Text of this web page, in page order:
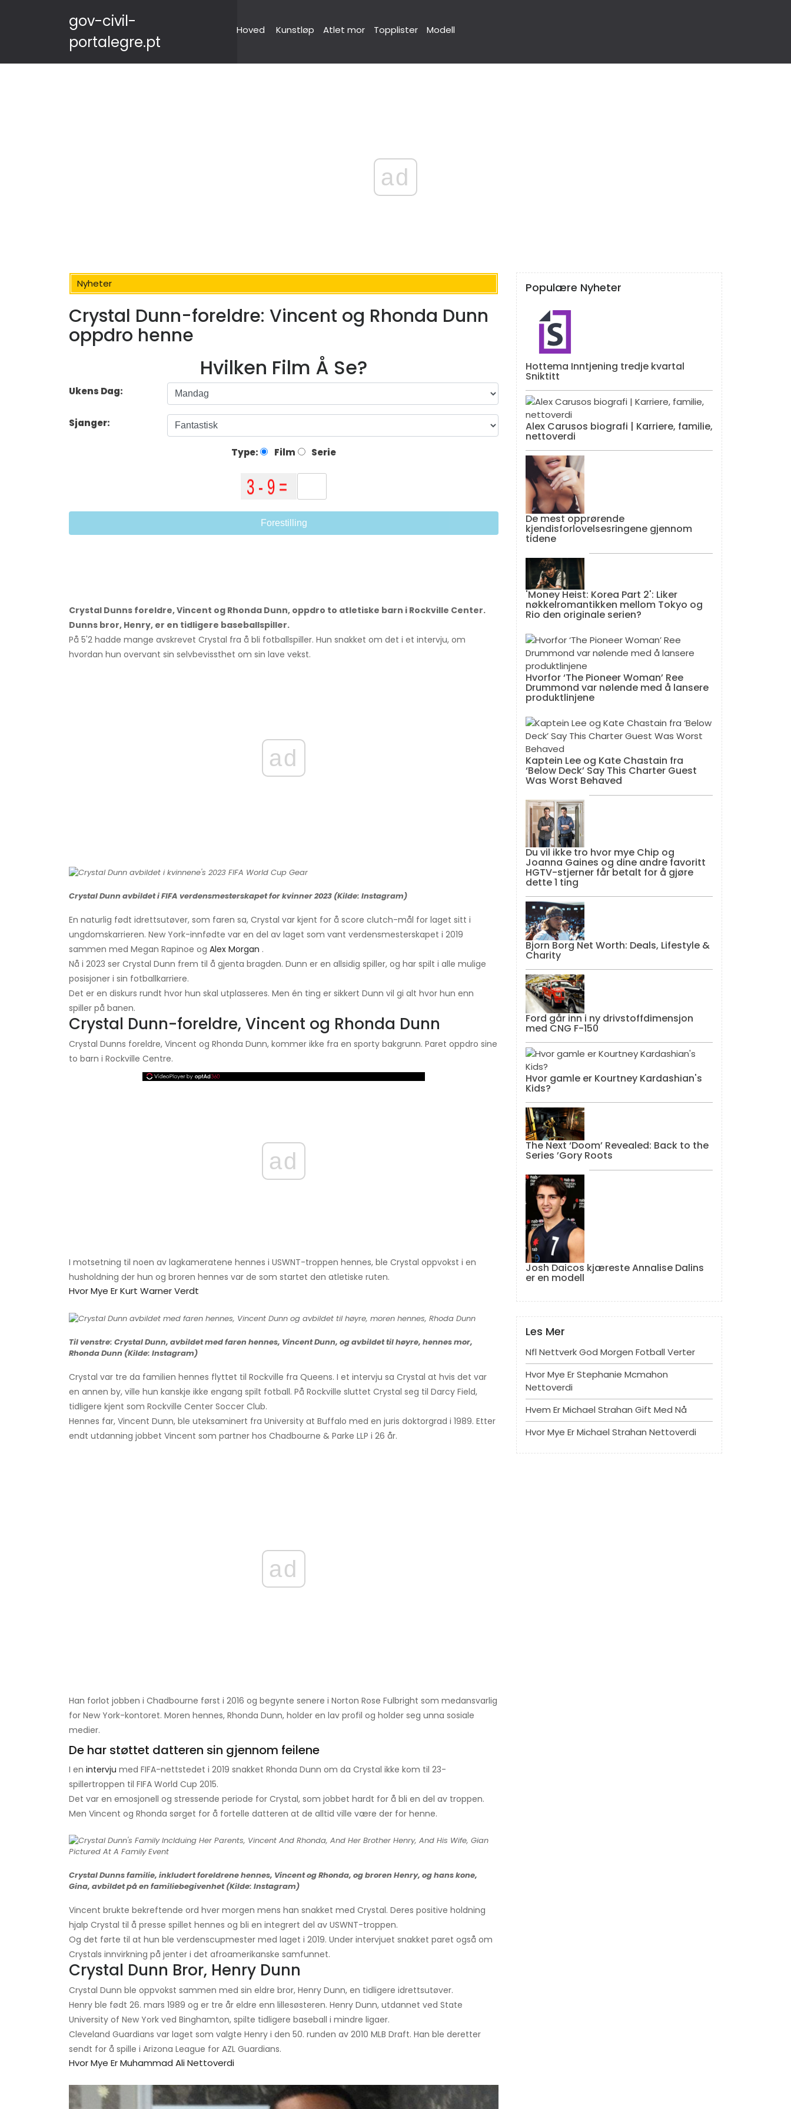
gov-civil-
portalegre.pt
Hoved Kunstløp Atlet mor Topplister Modell
ad
Nyheter
Crystal Dunn-foreldre: Vincent og Rhonda Dunn
oppdro henne
Hvilken Film Å Se?
Ukens Dag:
Sjanger:
Type: Film Serie
Forestilling
Crystal Dunns foreldre, Vincent og Rhonda Dunn, oppdro to atletiske barn i Rockville Center.
Dunns bror, Henry, er en tidligere baseballspiller.
På 5'2 hadde mange avskrevet Crystal fra å bli fotballspiller. Hun snakket om det i et intervju, om
hvordan hun overvant sin selvbevissthet om sin lave vekst.
ad
Crystal Dunn avbildet i FIFA verdensmesterskapet for kvinner 2023 (Kilde: Instagram)
En naturlig født idrettsutøver, som faren sa, Crystal var kjent for å score clutch-mål for laget sitt i
ungdomskarrieren. New York-innfødte var en del av laget som vant verdensmesterskapet i 2019
sammen med Megan Rapinoe og Alex Morgan .
Nå i 2023 ser Crystal Dunn frem til å gjenta bragden. Dunn er en allsidig spiller, og har spilt i alle mulige
posisjoner i sin fotballkarriere.
Det er en diskurs rundt hvor hun skal utplasseres. Men én ting er sikkert Dunn vil gi alt hvor hun enn
spiller på banen.
Crystal Dunn-foreldre, Vincent og Rhonda Dunn
Crystal Dunns foreldre, Vincent og Rhonda Dunn, kommer ikke fra en sporty bakgrunn. Paret oppdro sine
to barn i Rockville Centre.
ad
I motsetning til noen av lagkameratene hennes i USWNT-troppen hennes, ble Crystal oppvokst i en
husholdning der hun og broren hennes var de som startet den atletiske ruten.
Hvor Mye Er Kurt Warner Verdt
Til venstre: Crystal Dunn, avbildet med faren hennes, Vincent Dunn, og avbildet til høyre, hennes mor,
Rhonda Dunn (Kilde: Instagram)
Crystal var tre da familien hennes flyttet til Rockville fra Queens. I et intervju sa Crystal at hvis det var
en annen by, ville hun kanskje ikke engang spilt fotball. På Rockville sluttet Crystal seg til Darcy Field,
tidligere kjent som Rockville Center Soccer Club.
Hennes far, Vincent Dunn, ble uteksaminert fra University at Buffalo med en juris doktorgrad i 1989. Etter
endt utdanning jobbet Vincent som partner hos Chadbourne & Parke LLP i 26 år.
ad
Han forlot jobben i Chadbourne først i 2016 og begynte senere i Norton Rose Fulbright som medansvarlig
for New York-kontoret. Moren hennes, Rhonda Dunn, holder en lav profil og holder seg unna sosiale
medier.
De har støttet datteren sin gjennom feilene
I en intervju med FIFA-nettstedet i 2019 snakket Rhonda Dunn om da Crystal ikke kom til 23-
spillertroppen til FIFA World Cup 2015.
Det var en emosjonell og stressende periode for Crystal, som jobbet hardt for å bli en del av troppen.
Men Vincent og Rhonda sørget for å fortelle datteren at de alltid ville være der for henne.
Crystal Dunns familie, inkludert foreldrene hennes, Vincent og Rhonda, og broren Henry, og hans kone,
Gina, avbildet på en familiebegivenhet (Kilde: Instagram)
Vincent brukte bekreftende ord hver morgen mens han snakket med Crystal. Deres positive holdning
hjalp Crystal til å presse spillet hennes og bli en integrert del av USWNT-troppen.
Og det førte til at hun ble verdenscupmester med laget i 2019. Under intervjuet snakket paret også om
Crystals innvirkning på jenter i det afroamerikanske samfunnet.
Crystal Dunn Bror, Henry Dunn
Crystal Dunn ble oppvokst sammen med sin eldre bror, Henry Dunn, en tidligere idrettsutøver.
Henry ble født 26. mars 1989 og er tre år eldre enn lillesøsteren. Henry Dunn, utdannet ved State
University of New York ved Binghamton, spilte tidligere baseball i mindre ligaer.
Cleveland Guardians var laget som valgte Henry i den 50. runden av 2010 MLB Draft. Han ble deretter
sendt for å spille i Arizona League for AZL Guardians.
Hvor Mye Er Muhammad Ali Nettoverdi
Populære Nyheter
Hottema Inntjening tredje kvartal
Sniktitt
Alex Carusos biografi | Karriere, familie,
nettoverdi
De mest opprørende
kjendisforlovelsesringene gjennom
tidene
'Money Heist: Korea Part 2': Liker
nøkkelromantikken mellom Tokyo og
Rio den originale serien?
Hvorfor ‘The Pioneer Woman’ Ree
Drummond var nølende med å lansere
produktlinjene
Kaptein Lee og Kate Chastain fra
‘Below Deck’ Say This Charter Guest
Was Worst Behaved
Du vil ikke tro hvor mye Chip og
Joanna Gaines og dine andre favoritt
HGTV-stjerner får betalt for å gjøre
dette 1 ting
Bjorn Borg Net Worth: Deals, Lifestyle &
Charity
Ford går inn i ny drivstoffdimensjon
med CNG F-150
Hvor gamle er Kourtney Kardashian's
Kids?
The Next ‘Doom’ Revealed: Back to the
Series ’Gory Roots
Josh Daicos kjæreste Annalise Dalins
er en modell
Les Mer
Nfl Nettverk God Morgen Fotball Verter
Hvor Mye Er Stephanie Mcmahon
Nettoverdi
Hvem Er Michael Strahan Gift Med Nå
Hvor Mye Er Michael Strahan Nettoverdi